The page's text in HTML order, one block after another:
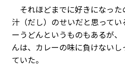
それほどまでに好きになった
汁（だし）のせいだと思って
ーうどんというものもあるが
んは、カレーの味に負けない
ていた。